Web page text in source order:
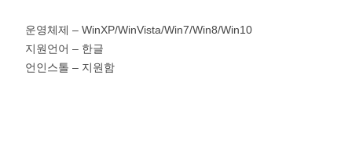
운영체제 – WinXP/WinVista/Win7/Win8/Win10
지원언어 – 한글
언인스톨 – 지원함